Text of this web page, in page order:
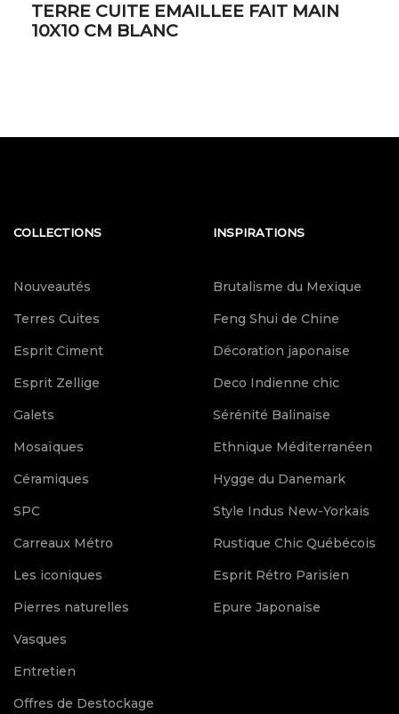
TERRE CUITE EMAILLEE FAIT MAIN
10X10 CM BLANC
COLLECTIONS
Nouveautés
Terres Cuites
Esprit Ciment
Esprit Zellige
Galets
Mosaïques
Céramiques
SPC
Carreaux Métro
Les iconiques
Pierres naturelles
Vasques
Entretien
Offres de Destockage
INSPIRATIONS
Brutalisme du Mexique
Feng Shui de Chine
Décoration japonaise
Deco Indienne chic
Sérénité Balinaise
Ethnique Méditerranéen
Hygge du Danemark
Style Indus New-Yorkais
Rustique Chic Québécois
Esprit Rétro Parisien
Epure Japonaise